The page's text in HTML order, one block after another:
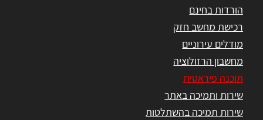
הורדות בחינם
רכישת מחשב חזק
מודלים עירוניים
מחשבון הרזולוציה
תוכנה פיראטית
שירות ותמיכה באתר
שירות תמיכה בהשתלטות